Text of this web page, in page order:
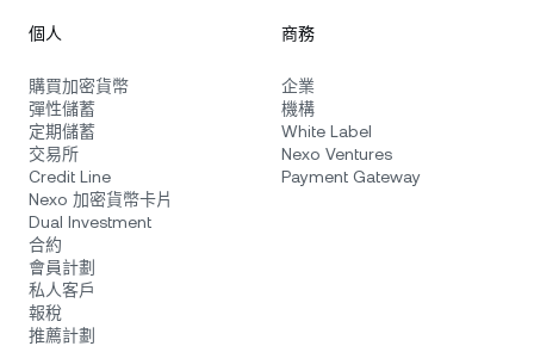
個人
購買加密貨幣
彈性儲蓄
定期儲蓄
交易所
Credit Line
Nexo 加密貨幣卡片
Dual Investment
合約
會員計劃
私人客戶
報稅
推薦計劃
商務
企業
機構
White Label
Nexo Ventures
Payment Gateway